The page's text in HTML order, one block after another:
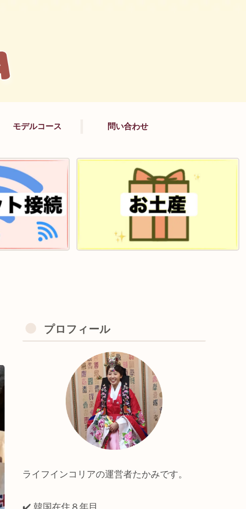
モデルコース 問い合わせ
プロフィール
ライフインコリアの運営者たかみです。